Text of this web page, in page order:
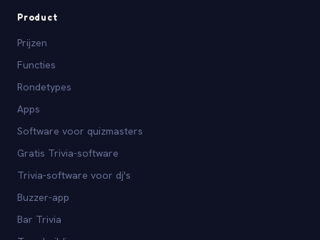
Product
Prijzen
Functies
Rondetypes
Apps
Software voor quizmasters
Gratis Trivia-software
Trivia-software voor dj's
Buzzer-app
Bar Trivia